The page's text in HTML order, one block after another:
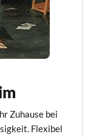
Zuhause bei
Flexibel